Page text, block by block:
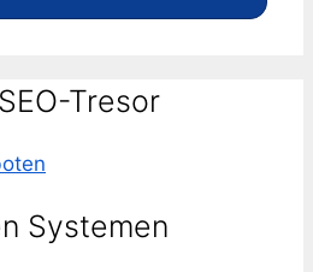
Tresor
Systemen